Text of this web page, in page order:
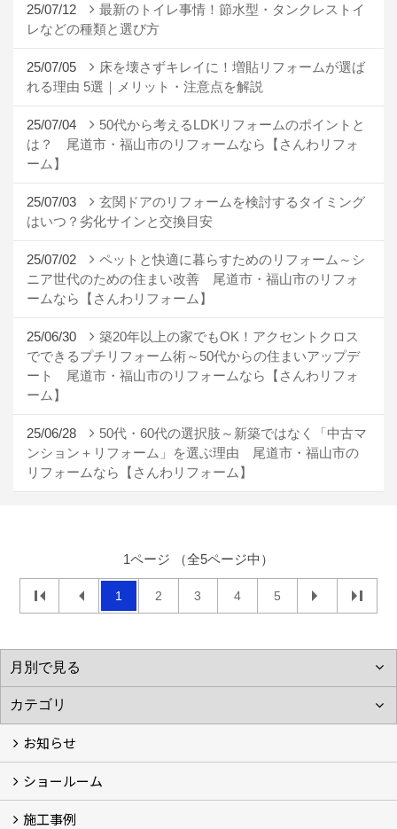
25/07/12
最新のトイレ事情！節水型・タンクレストイ
レなどの種類と選び方
25/07/05
床を壊さずキレイに！増貼リフォームが選ば
れる理由 5選｜メリット・注意点を解説
25/07/04
50代から考えるLDKリフォームのポイントと
は？ 尾道市・福山市のリフォームなら【さんわリフォ
ーム】
25/07/03
玄関ドアのリフォームを検討するタイミング
はいつ？劣化サインと交換目安
25/07/02
ペットと快適に暮らすためのリフォーム～シ
ニア世代のための住まい改善 尾道市・福山市のリフォ
ームなら【さんわリフォーム】
25/06/30
築20年以上の家でもOK！アクセントクロス
でできるプチリフォーム術～50代からの住まいアップデ
ート 尾道市・福山市のリフォームなら【さんわリフォ
ーム】
25/06/28
50代・60代の選択肢～新築ではなく「中古マ
ンション＋リフォーム」を選ぶ理由 尾道市・福山市の
リフォームなら【さんわリフォーム】
1ページ （全5ページ中）
1 2 3 4 5
お知らせ
お知らせ (3)
ショールーム
体感ルーム
イベント
施工事例